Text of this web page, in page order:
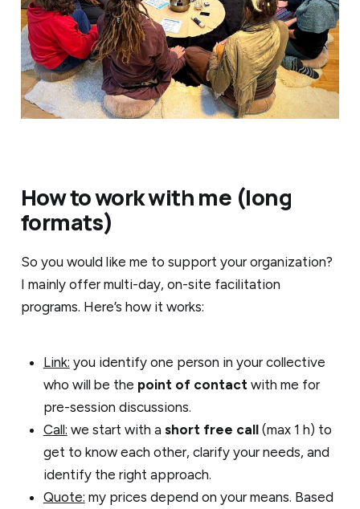
How to work with me (long
formats)
So you would like me to support your organization?
I mainly offer multi-day, on-site facilitation
programs. Here’s how it works:
Link: you identify one person in your collective
who will be the point of contact with me for
pre-session discussions.
Call: we start with a short free call(max 1 h) to
get to know each other, clarify your needs, and
identify the right approach.
Quote: my prices depend on your means. Based